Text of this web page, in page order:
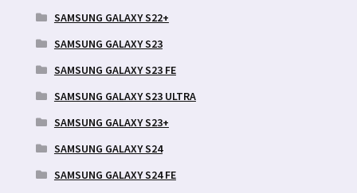
SAMSUNG GALAXY S22+
SAMSUNG GALAXY S23
SAMSUNG GALAXY S23 FE
SAMSUNG GALAXY S23 ULTRA
SAMSUNG GALAXY S23+
SAMSUNG GALAXY S24
SAMSUNG GALAXY S24 FE